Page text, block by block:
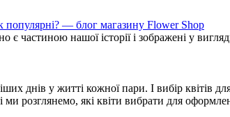
популярні? — блог магазину Flower Shop
є частиною нашої історії і зображені у
днів у житті кожної пари. І вибір квітів
ми розглянемо, які квіти вибрати для